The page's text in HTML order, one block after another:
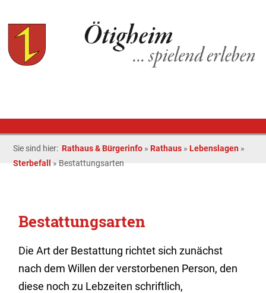
Sie sind hier: Rathaus & Bürgerinfo » Rathaus » Lebenslagen »
Sterbefall
» Bestattungsarten
Bestattungsarten
Die Art der Bestattung richtet sich zunächst
nach dem Willen der verstorbenen Person, den
diese noch zu Lebzeiten schriftlich,